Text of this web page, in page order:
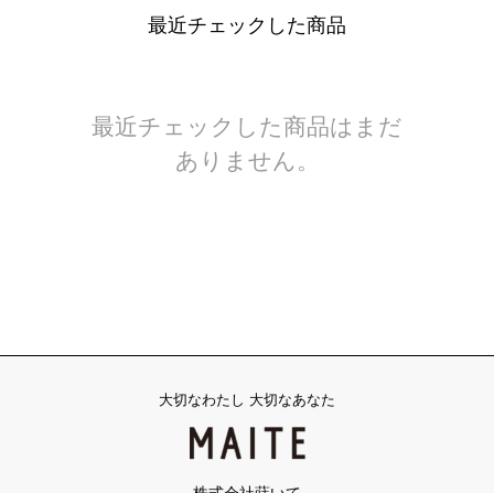
最近チェックした商品
最近チェックした商品はまだ
ありません。
大切なわたし 大切なあなた